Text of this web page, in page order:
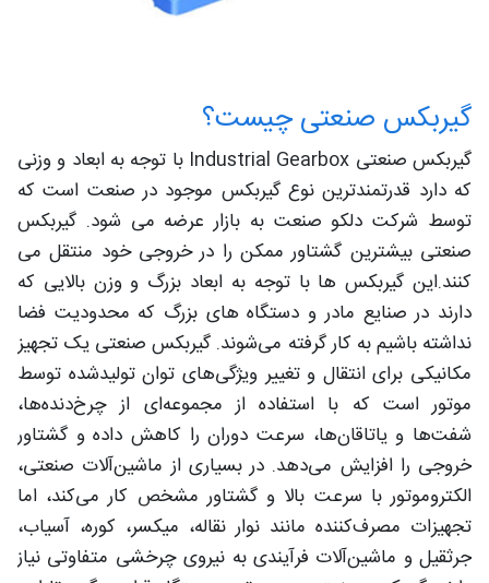
گیربکس صنعتی چیست؟
گیربکس صنعتی Industrial Gearbox با توجه به ابعاد و وزنی
که دارد قدرتمندترین نوع گیربکس موجود در صنعت است که
توسط شرکت دلکو صنعت به بازار عرضه می شود. گیربکس‌
صنعتی بیشترین گشتاور ممکن را در خروجی خود منتقل می
کنند.این گیربکس ها با توجه به ابعاد بزرگ و وزن بالایی که
دارند در صنایع مادر و دستگاه های بزرگ که محدودیت فضا
نداشته باشیم به کار گرفته می‌شوند. گیربکس صنعتی یک تجهیز
مکانیکی برای انتقال و تغییر ویژگی‌های توان تولیدشده توسط
موتور است که با استفاده از مجموعه‌ای از چرخ‌دنده‌ها،
شفت‌ها و یاتاقان‌ها، سرعت دوران را کاهش داده و گشتاور
خروجی را افزایش می‌دهد. در بسیاری از ماشین‌آلات صنعتی،
الکتروموتور با سرعت بالا و گشتاور مشخص کار می‌کند، اما
تجهیزات مصرف‌کننده مانند نوار نقاله، میکسر، کوره، آسیاب،
جرثقیل و ماشین‌آلات فرآیندی به نیروی چرخشی متفاوتی نیاز